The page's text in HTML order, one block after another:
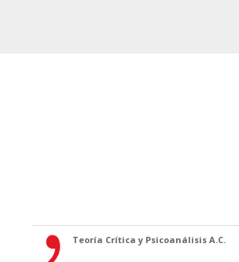
Teoría Crítica y Psicoanálisis A.C.